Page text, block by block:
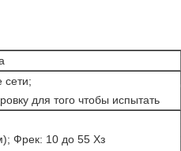
сети;
для того чтобы испытать
Фрек: 10 до 55 Хз